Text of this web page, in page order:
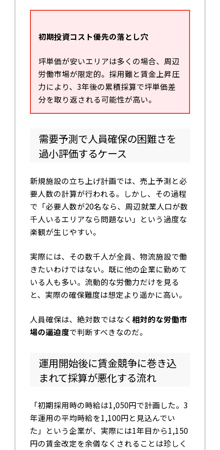
初期投資コスト優先の落とし穴
坪単価が安いエリアは多くの場合、周辺
労働市場が限定的。採用難と賃金上昇圧
力により、3年後の累積採算で坪単価差
分を取り返される可能性が高い。
需要予測で人員確保の困難さを
過小評価するケース
新規施設の立ち上げ計画では、売上予測と必
要人数の計算が行われる。しかし、その過程
で「必要人数が20名なら、周辺就業人口が数
千人いるエリアなら問題ない」という過度な
楽観が生じやすい。
実際には、その数千人が全員、物流施設で働
きたいわけではない。既に他の企業に勤めて
いる人も多い。流動的な労働力だけを見る
と、実際の確保難度は想定より遥かに高い。
人員確保は、絶対数ではなく 相対的な労働市
場の逼迫度で判断すべきなのだ。
運用開始後に賃金競争に巻き込
まれて採算が悪化する流れ
「初期採用時の時給は1,050円で計画した。3
年運用の平均時給を1,100円と見込んでい
た」という企業が、実際には1年目から1,150
円の賃金改定を余儀なくされることは珍しく